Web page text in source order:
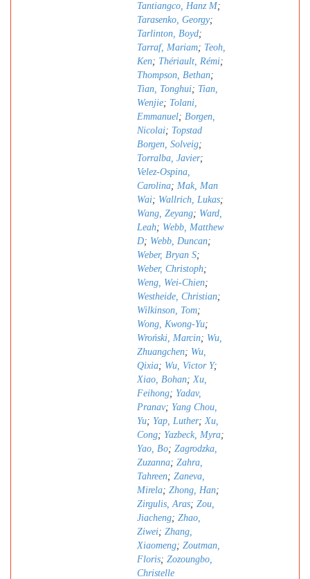
Tantiangco, Hanz M;
Tarasenko, Georgy;
Tarlinton, Boyd;
Tarraf, Mariam; Teoh,
Ken; Thériault, Rémi;
Thompson, Bethan;
Tian, Tonghui; Tian,
Wenjie; Tolani,
Emmanuel; Borgen,
Nicolai; Topstad
Borgen, Solveig;
Torralba, Javier;
Velez-Ospina,
Carolina; Mak, Man
Wai; Wallrich, Lukas;
Wang, Zeyang; Ward,
Leah; Webb, Matthew
D; Webb, Duncan;
Weber, Bryan S;
Weber, Christoph;
Weng, Wei-Chien;
Westheide, Christian;
Wilkinson, Tom;
Wong, Kwong-Yu;
Wroński, Marcin; Wu,
Zhuangchen; Wu,
Qixia; Wu, Victor Y;
Xiao, Bohan;Xu,
Feihong; Yadav,
Pranav; Yang Chou,
Yu; Yap, Luther;Xu,
Cong; Yazbeck, Myra;
Yao, Bo; Zagrodzka,
Zuzanna; Zahra,
Tahreen; Zaneva,
Mirela; Zhong, Han;
Zirgulis, Aras; Zou,
Jiacheng; Zhao,
Ziwei; Zhang,
Xiaomeng; Zoutman,
Floris; Zozoungbo,
Christelle